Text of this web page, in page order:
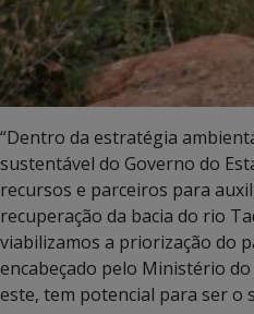
“Dentro da estratégia
sustentável do Governo do
recursos e parceiros para
recuperação da bacia do rio
viabilizamos a priorização do
encabeçado pelo Ministério
este, tem potencial para ser o